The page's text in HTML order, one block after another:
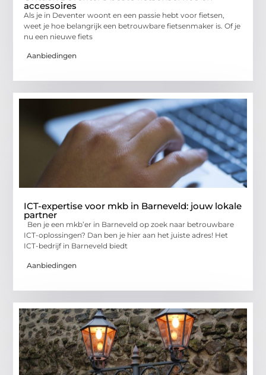
accessoires
Als je in Deventer woont en een passie hebt voor fietsen,
weet je hoe belangrijk een betrouwbare fietsenmaker is. Of je
nu een nieuwe fiets
Aanbiedingen
ICT-expertise voor mkb in Barneveld: jouw lokale
partner
Ben je een mkb’er in Barneveld op zoek naar betrouwbare
ICT-oplossingen? Dan ben je hier aan het juiste adres! Het
ICT-bedrijf in Barneveld biedt
Aanbiedingen